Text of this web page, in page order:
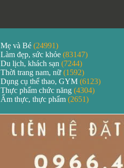
Mẹ và Bé (24991)
Làm đẹp, sức khỏe (83147)
Du lịch, khách sạn (7244)
Thời trang nam, nữ (1592)
Dụng cụ thể thao, GYM (6123)
Thực phẩm chức năng (4304)
Ẩm thực, thực phẩm (2651)